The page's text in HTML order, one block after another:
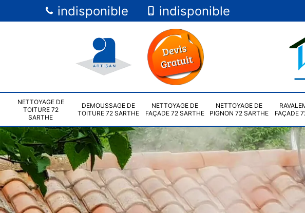
indisponible indisponible
NETTOYAGE DE
TOITURE 72
SARTHE
DEMOUSSAGE DE
TOITURE 72 SARTHE
NETTOYAGE DE
FAÇADE 72 SARTHE
NETTOYAGE DE
PIGNON 72 SARTHE
FAÇADE